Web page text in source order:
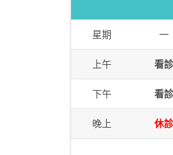
星期 一
上午 看診
下午 看診
晚上 休診